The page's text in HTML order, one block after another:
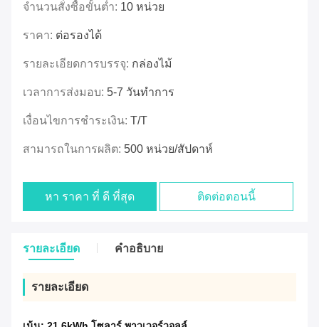
จำนวนสั่งซื้อขั้นต่ำ: 10 หน่วย
ราคา: ต่อรองได้
รายละเอียดการบรรจุ: กล่องไม้
เวลาการส่งมอบ: 5-7 วันทําการ
เงื่อนไขการชำระเงิน: T/T
สามารถในการผลิต: 500 หน่วย/สัปดาห์
หา ราคา ที่ ดี ที่สุด ติดต่อตอนนี้
รายละเอียด คําอธิบาย
รายละเอียด